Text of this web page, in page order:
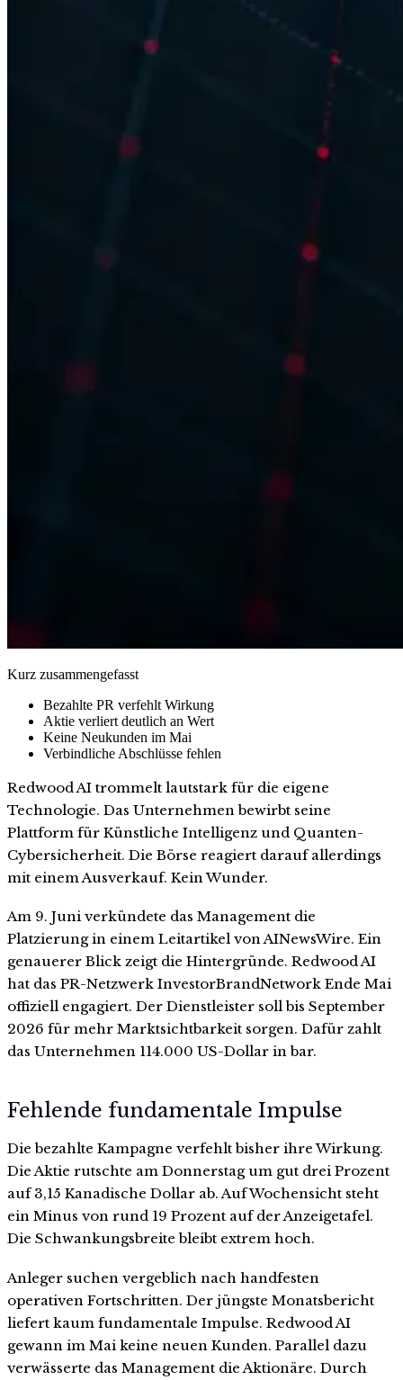
Kurz zusammengefasst
Bezahlte PR verfehlt Wirkung
Aktie verliert deutlich an Wert
Keine Neukunden im Mai
Verbindliche Abschlüsse fehlen
Redwood AI trommelt lautstark für die eigene
Technologie. Das Unternehmen bewirbt seine
Plattform für Künstliche Intelligenz und Quanten-
Cybersicherheit. Die Börse reagiert darauf allerdings
mit einem Ausverkauf. Kein Wunder.
Am 9. Juni verkündete das Management die
Platzierung in einem Leitartikel von AINewsWire. Ein
genauerer Blick zeigt die Hintergründe. Redwood AI
hat das PR-Netzwerk InvestorBrandNetwork Ende Mai
offiziell engagiert. Der Dienstleister soll bis September
2026 für mehr Marktsichtbarkeit sorgen. Dafür zahlt
das Unternehmen 114.000 US-Dollar in bar.
Fehlende fundamentale Impulse
Die bezahlte Kampagne verfehlt bisher ihre Wirkung.
Die Aktie rutschte am Donnerstag um gut drei Prozent
auf 3,15 Kanadische Dollar ab. Auf Wochensicht steht
ein Minus von rund 19 Prozent auf der Anzeigetafel.
Die Schwankungsbreite bleibt extrem hoch.
Anleger suchen vergeblich nach handfesten
operativen Fortschritten. Der jüngste Monatsbericht
liefert kaum fundamentale Impulse. Redwood AI
gewann im Mai keine neuen Kunden. Parallel dazu
verwässerte das Management die Aktionäre. Durch